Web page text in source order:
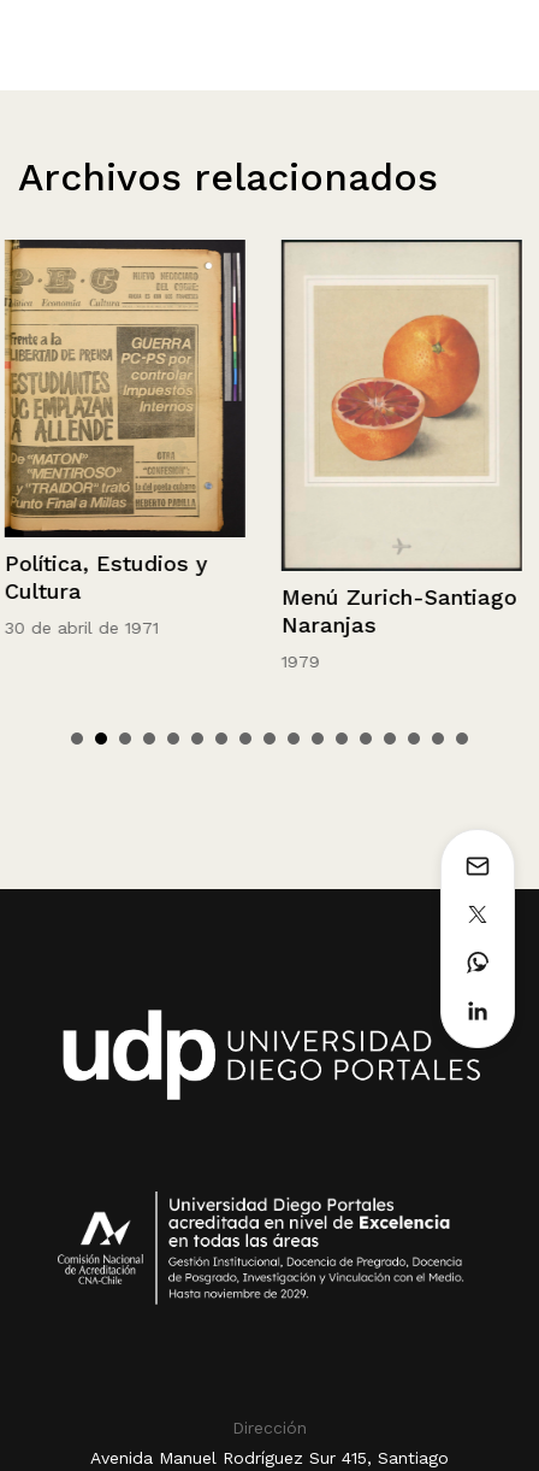
Archivos relacionados
Política, Estudios y
Cultura
30 de abril de 1971
Menú Zurich-Santiago
Naranjas
1979
Dirección
Avenida Manuel Rodríguez Sur 415, Santiago